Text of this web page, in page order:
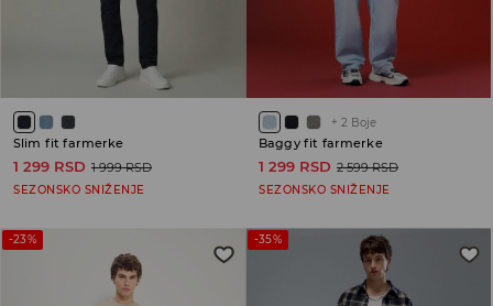
Slim fit farmerke
1 299 RSD 1 999 RSD
SEZONSKO SNIŽENJE
+ 2 Boje
Baggy fit farmerke
1 299 RSD 2 599 RSD
SEZONSKO SNIŽENJE
-23% -35%